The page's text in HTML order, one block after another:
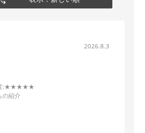
2026.8.3
:★★★★★
の紹介